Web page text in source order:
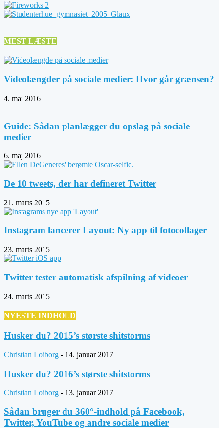
MEST LÆSTE
Videolængder på sociale medier: Hvor går grænsen?
4. maj 2016
Guide: Sådan planlægger du opslag på sociale
medier
6. maj 2016
De 10 tweets, der har defineret Twitter
21. marts 2015
Instagram lancerer Layout: Ny app til fotocollager
23. marts 2015
Twitter tester automatisk afspilning af videoer
24. marts 2015
NYESTE INDHOLD
Husker du? 2015’s største shitstorms
Christian Loiborg - 14. januar 2017
Husker du? 2016’s største shitstorms
Christian Loiborg - 13. januar 2017
Sådan bruger du 360°-indhold på Facebook,
Twitter, YouTube og andre sociale medier